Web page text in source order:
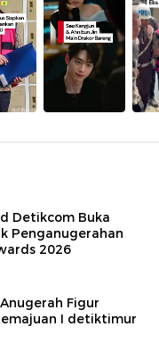
Detikcom Buka
Penganugerahan
2026
Figur
I detiktimur